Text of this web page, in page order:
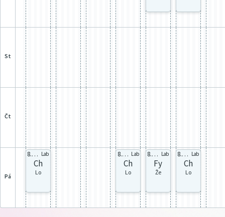
st
čt
pá
8.B 8B2 Lab
Ch
Lo
8.C 8C2 Lab
Ch
Lo
8.C 8C2 Lab
Fy
Že
8.B 8B1 Lab
Ch
Lo